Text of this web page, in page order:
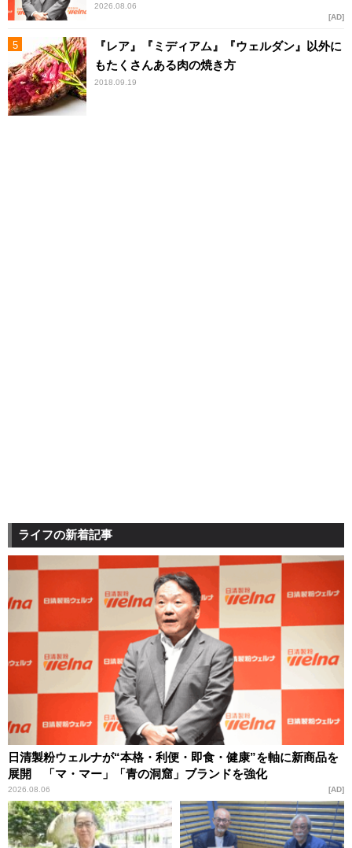
2026.08.06
AD
『レア』『ミディアム』『ウェルダン』以外に
もたくさんある肉の焼き方
2018.09.19
ライフの新着記事
日清製粉ウェルナが“本格・利便・即食・健康”を軸に新商品を
展開 「マ・マー」「青の洞窟」ブランドを強化
2026.08.06 AD